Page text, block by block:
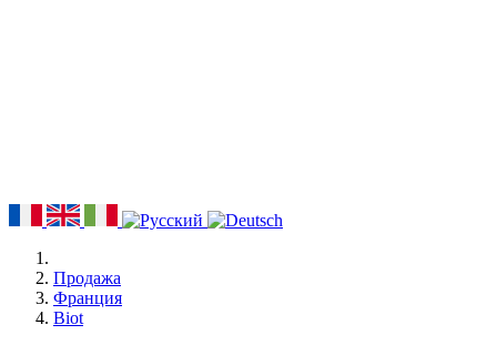
Продажа
Франция
Biot